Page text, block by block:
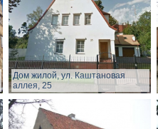
Дом жилой, ул. Каштановая
аллея, 25